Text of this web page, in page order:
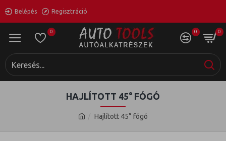
Belépés Regisztráció
0 0 0
Hajlított 45° fógó
HAJLÍTOTT 45° FÓGÓ